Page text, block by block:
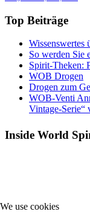
Top Beiträge
Wissenswertes
So werden Sie
Spirit-Theken:
WOB Drogen
Drogen zum
WOB-Venti
Vintage-Serie“
Inside World
We use cookies